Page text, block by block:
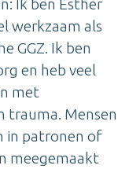
Ik ben Esther
werkzaam als
GGZ. Ik ben
en heb veel
met
trauma. Mensen
in patronen of
meegemaakt